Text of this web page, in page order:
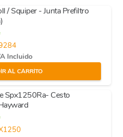
/ Squiper - Junta Prefiltro
Incluido
AL CARRITO
Spx1250Ra- Cesto